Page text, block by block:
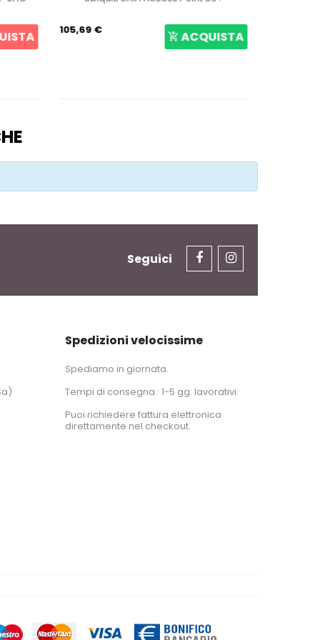
105,69 € ACQUISTA
Seguici
Spedizioni velocissime
Spediamo in giornata.
Tempi di consegna : 1-5 gg. lavorativi.
Puoi richiedere fattura elettronica
direttamente nel checkout.